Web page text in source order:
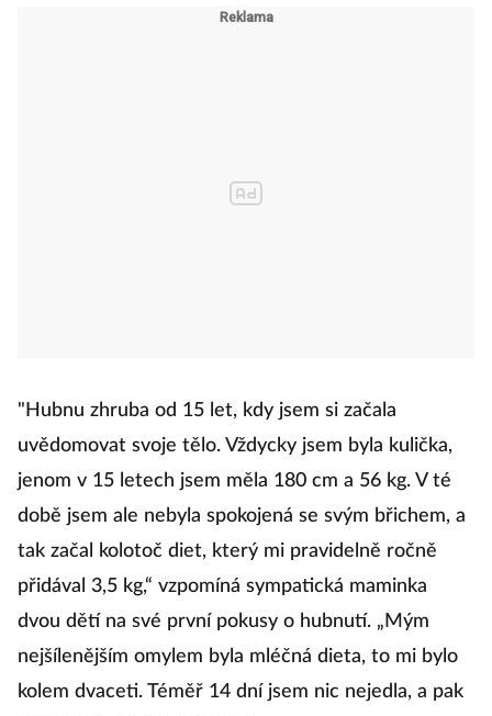
"Hubnu zhruba od 15 let, kdy jsem si začala
uvědomovat svoje tělo. Vždycky jsem byla kulička,
jenom v 15 letech jsem měla 180 cm a 56 kg. V té
době jsem ale nebyla spokojená se svým břichem, a
tak začal kolotoč diet, který mi pravidelně ročně
přidával 3,5 kg,“ vzpomíná sympatická maminka
dvou dětí na své první pokusy o hubnutí. „Mým
nejšílenějším omylem byla mléčná dieta, to mi bylo
kolem dvaceti. Téměř 14 dní jsem nic nejedla, a pak